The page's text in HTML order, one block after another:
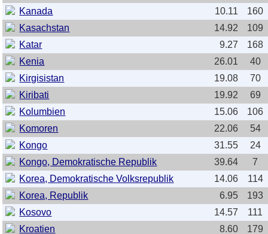
Kanada
10.11
160
Kasachstan
14.92
109
Katar
9.27
168
Kenia
26.01
40
Kirgisistan
19.08
70
Kiribati
19.92
69
Kolumbien
15.06
106
Komoren
22.06
54
Kongo
31.55
24
Kongo, Demokratische Republik
39.64
7
Korea, Demokratische Volksrepublik
14.06
114
Korea, Republik
6.95
193
Kosovo
14.57
111
Kroatien
8.60 179